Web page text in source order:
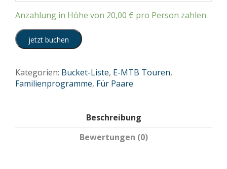
Anzahlung in Höhe von 20,00 € pro Person zahlen
jetzt buchen
Kategorien: Bucket-Liste, E-MTB Touren,
Familienprogramme, Für Paare
Beschreibung
Bewertungen (0)